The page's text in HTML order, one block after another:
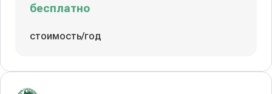
бесплатно
стоимость/год